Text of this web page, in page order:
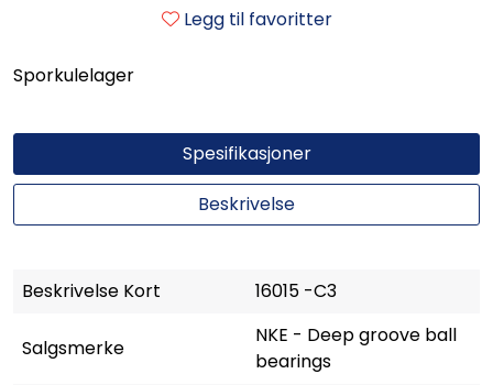
Legg til favoritter
Sporkulelager
Spesifikasjoner
Beskrivelse
Beskrivelse Kort 16015 -C3
Salgsmerke
NKE - Deep groove ball
bearings